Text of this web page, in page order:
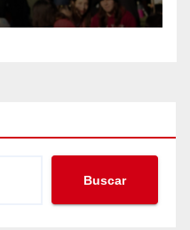
Buscar